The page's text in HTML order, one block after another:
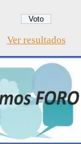
Ver resultados